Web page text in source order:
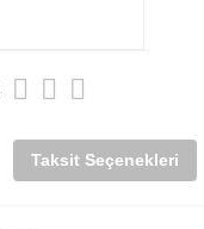
Taksit Seçenekleri